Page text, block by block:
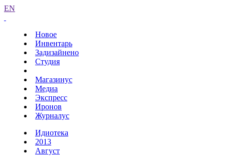
EN
Новое
Инвентарь
Задизайнено
Студия
Магазинус
Медиа
Экспресс
Иронов
Журналус
Идиотека
2013
Август